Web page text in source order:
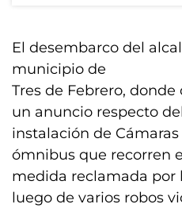
El desembarco del
municipio de
Tres de Febrero,
un anuncio respecto
instalación de
ómnibus que recorren
medida reclamada por
luego de varios robos